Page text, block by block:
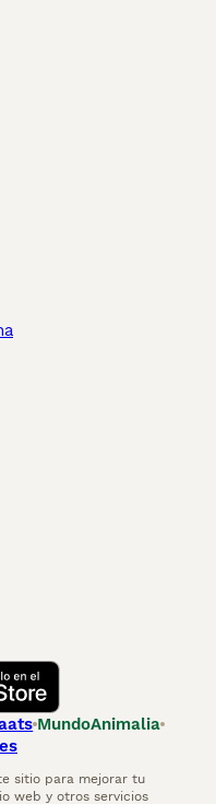
MundoAnimalia
sitio para mejorar tu
web y otros servicios